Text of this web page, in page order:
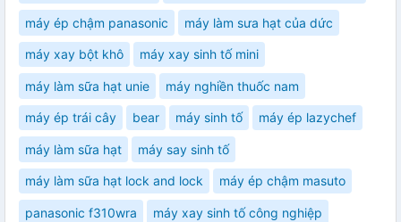
máy ép chậm panasonic máy làm sưa hạt của dức
máy xay bột khô máy xay sinh tố mini
máy làm sữa hạt unie máy nghiền thuốc nam
máy ép trái cây bear máy sinh tố máy ép lazychef
máy làm sữa hạt máy say sinh tố
máy làm sữa hạt lock and lock máy ép chậm masuto
panasonic f310wra máy xay sinh tố công nghiệp